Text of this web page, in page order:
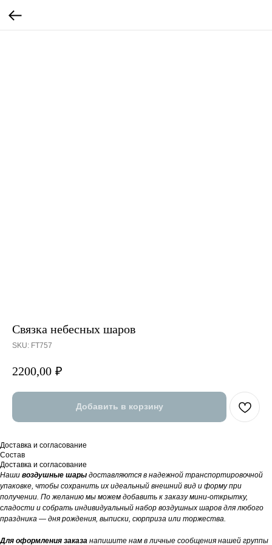
Связка небесных шаров
SKU: FT757
2200,00 ₽
Добавить в корзину
Доставка и согласование
Состав
Доставка и согласование
Наши воздушные шары доставляются в надежной транспортировочной
упаковке, чтобы сохранить их идеальный внешний вид и форму при
получении. По желанию мы можем добавить к заказу мини-открытку,
сладости и собрать индивидуальный набор воздушных шаров для любого
праздника — дня рождения, выписки, сюрприза или торжества.
Для оформления заказа напишите нам в личные сообщения нашей группы